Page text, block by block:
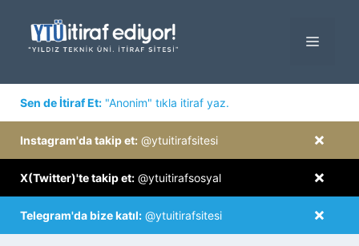
MENÜ
Sen de İtiraf Et: "Anonim" tıkla itiraf yaz.
×
Instagram'da takip et: @ytuitirafsitesi
×
X(Twitter)'te takip et: @ytuitirafsosyal
×
Telegram'da bize katıl: @ytuitirafsitesi